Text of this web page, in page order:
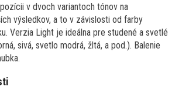
v dvoch variantoch tónov na
výsledkov, a to v závislosti od farby
Verzia Light je ideálna pre studené a svetlé
sivá, svetlo modrá, žltá, a pod.). Balenie